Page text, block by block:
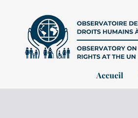
Accueil